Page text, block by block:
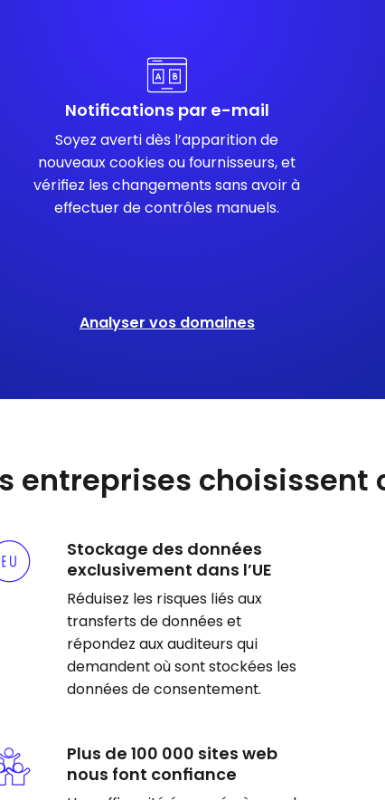
Notifications par e-mail
Soyez averti dès l’apparition de
nouveaux cookies ou fournisseurs, et
vérifiez les changements sans avoir à
effectuer de contrôles manuels.
Analyser vos domaines
entreprises
Stockage des données
exclusivement dans l’UE
Réduisez les risques liés aux
transferts de données et
répondez aux auditeurs qui
demandent où sont stockées les
données de consentement.
Plus de 100 000 sites web
nous font confiance